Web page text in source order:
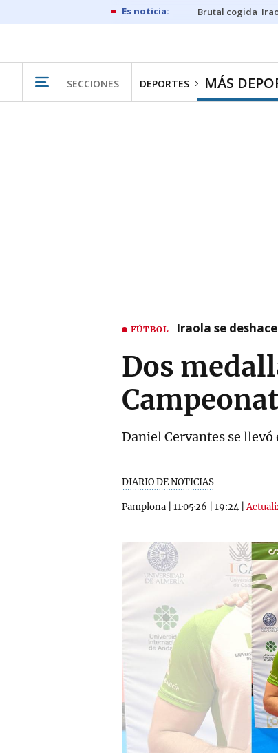
Brutal cogida
SECCIONES DEPORTES MÁS
FÚTBOL Iraola se
Dos
Daniel Cervantes se
DIARIO DE NOTICIAS
Pamplona 11·05·26 19:24 |